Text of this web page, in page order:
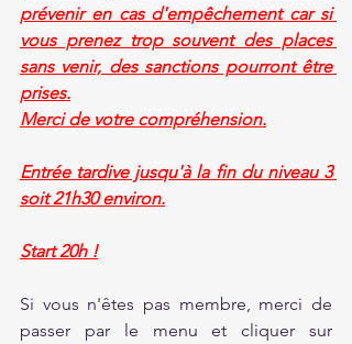
prévenir en cas d'empêchement car si
vous prenez trop souvent des places
sans venir, des sanctions pourront être
prises.
Merci de votre compréhension.
Entrée tardive jusqu'à la fin du niveau 3
soit 21h30 environ.
Start 20h !
Si vous n'êtes pas membre, merci de
passer par le menu et cliquer sur